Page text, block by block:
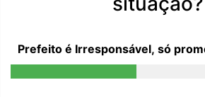
Prefeito é Irresponsável, só